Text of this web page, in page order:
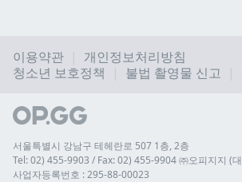
이용약관
개인정보처리방침
청소년 보호정책
불법 촬영물 신고
서울특별시 강남구 테헤란로 507 1층, 2층
Tel: 02) 455-9903 / Fax: 02) 455-9904 ㈜오피지지 (
사업자등록번호 : 295-88-00023